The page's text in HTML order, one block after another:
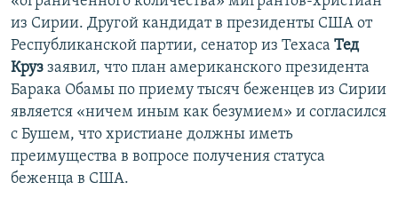
из Сирии. Другой кандидат в президенты США от
Республиканской партии, сенатор из Техаса Тед
Круз заявил, что план американского президента
Барака Обамы по приему тысяч беженцев из Сирии
является «ничем иным как безумием» и согласился
с Бушем, что христиане должны иметь
преимущества в вопросе получения статуса
беженца в США.